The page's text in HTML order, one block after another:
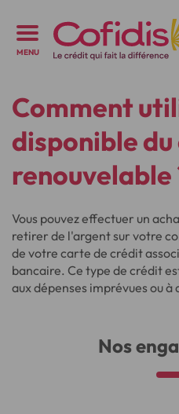
MENU
Comment
disponible
renouvelable
Vous pouvez effectuer un
retirer de l'argent sur votre
de votre carte de crédit
bancaire. Ce type de crédit
aux dépenses imprévues ou
Nos